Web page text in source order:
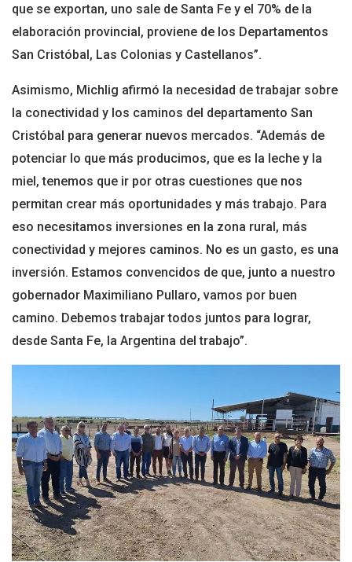
que se exportan, uno sale de Santa Fe y el 70% de la
elaboración provincial, proviene de los Departamentos
San Cristóbal, Las Colonias y Castellanos”.
Asimismo, Michlig afirmó la necesidad de trabajar sobre
la conectividad y los caminos del departamento San
Cristóbal para generar nuevos mercados. “Además de
potenciar lo que más producimos, que es la leche y la
miel, tenemos que ir por otras cuestiones que nos
permitan crear más oportunidades y más trabajo. Para
eso necesitamos inversiones en la zona rural, más
conectividad y mejores caminos. No es un gasto, es una
inversión. Estamos convencidos de que, junto a nuestro
gobernador Maximiliano Pullaro, vamos por buen
camino. Debemos trabajar todos juntos para lograr,
desde Santa Fe, la Argentina del trabajo”.